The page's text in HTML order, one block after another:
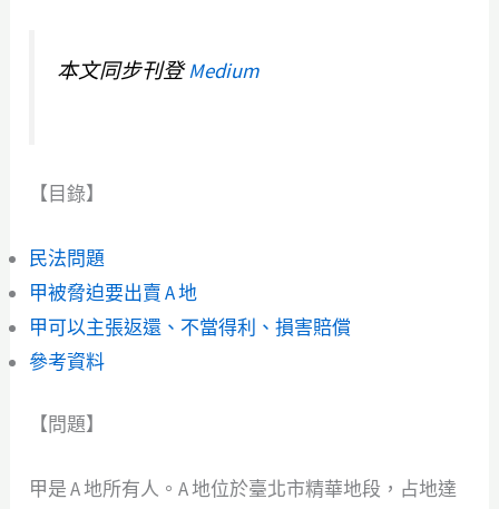
本文同步刊登Medium
【目錄】
民法問題
甲被脅迫要出賣 A 地
甲可以主張返還、不當得利、損害賠償
參考資料
【問題】
甲是 A 地所有人。A 地位於臺北市精華地段，占地達